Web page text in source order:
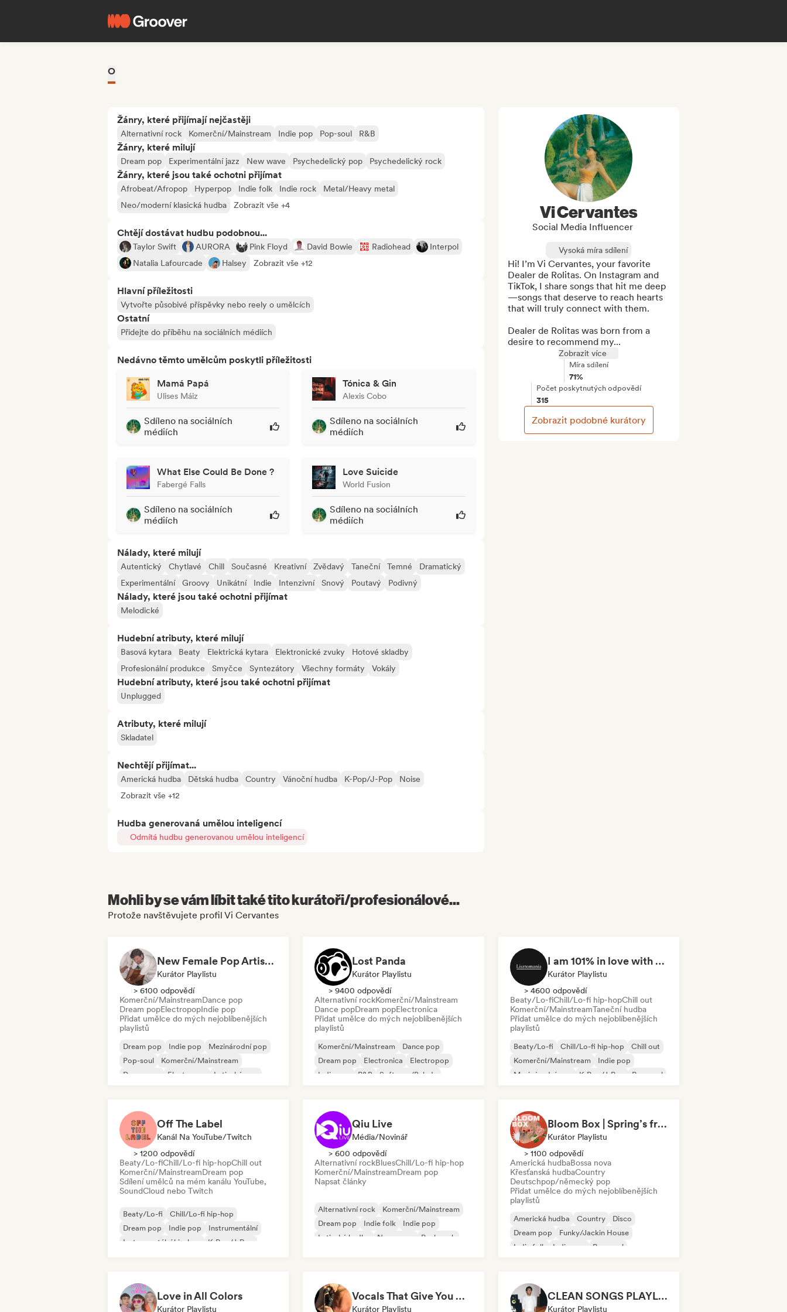
O
Žánry, které přijímají nejčastěji
Alternativní rock Komerční/Mainstream Indie pop Pop-soul R&B
Žánry, které milují
Dream pop Experimentální jazz New wave Psychedelický pop Psychedelický rock
Žánry, které jsou také ochotni přijímat
Afrobeat/Afropop Hyperpop Indie folk Indie rock
Metal/Heavy metal
Neo/moderní klasická hudba
Zobrazit vše +4
Chtějí dostávat hudbu podobnou...
Taylor Swift AURORA Pink Floyd David Bowie Radiohead
Interpol
Natalia Lafourcade
Halsey Zobrazit vše +12
Hlavní příležitosti
Vytvořte působivé příspěvky nebo reely o umělcích
Ostatní
Přidejte do příběhu na sociálních médiích
Nedávno těmto umělcům poskytli příležitosti
Mamá Papá
Ulises Máiz
Sdíleno na sociálních
médiích
Tónica & Gin
Alexis Cobo
Sdíleno na sociálních
médiích
What Else Could Be Done ?
Fabergé Falls
Sdíleno na sociálních
médiích
Love Suicide
World Fusion
Sdíleno na sociálních
médiích
Nálady, které milují
Autentický Chytlavé Chill Současné Kreativní Zvědavý Taneční Temné
Dramatický
Experimentální
Groovy Unikátní Indie Intenzivní Snový Poutavý Podivný
Nálady, které jsou také ochotni přijímat
Melodické
Hudební atributy, které milují
Basová kytara Beaty Elektrická kytara Elektronické zvuky
Hotové skladby
Profesionální produkce
Smyčce Syntezátory Všechny formáty Vokály
Hudební atributy, které jsou také ochotni přijímat
Unplugged
Atributy, které milují
Skladatel
Nechtějí přijímat...
Americká hudba Dětská hudba Country Vánoční hudba K-Pop/J-Pop
Noise
Zobrazit vše +12
Hudba generovaná umělou inteligencí
Odmítá hudbu generovanou umělou inteligencí
Vi Cervantes
Social Media Influencer
Vysoká míra sdílení
Hi! I’m Vi Cervantes, your favorite
Dealer de Rolitas. On Instagram and
TikTok, I share songs that hit me deep
—songs that deserve to reach hearts
that will truly connect with them.
Dealer de Rolitas was born from a
desire to recommend my...
Zobrazit více
Míra sdílení
71%
Počet poskytnutých odpovědí
315
Zobrazit podobné kurátory
Mohli by se vám líbit také tito kurátoři/profesionálové...
Protože navštěvujete profil Vi Cervantes
New Female Pop Artists 2026
Kurátor Playlistu
> 6100 odpovědí
Komerční/MainstreamDance pop
Dream popElectropopIndie pop
Přidat umělce do mých nejoblíbenějších
playlistů
Dream pop Indie pop
Mezinárodní pop
Pop-soul
Komerční/Mainstream
Dance pop
Electropop Latinský pop
Lost Panda
Kurátor Playlistu
> 9400 odpovědí
Alternativní rockKomerční/Mainstream
Dance popDream popElectronica
Přidat umělce do mých nejoblíbenějších
playlistů
Komerční/Mainstream
Dance pop
Dream pop
Electronica
Electropop
Indie pop
R&B Soft pop/Balada
I am 101% in love with you
Kurátor Playlistu
> 4600 odpovědí
Beaty/Lo-fiChill/Lo-fi hip-hopChill out
Komerční/MainstreamTaneční hudba
Přidat umělce do mých nejoblíbenějších
playlistů
Beaty/Lo-fi Chill/Lo-fi hip-hop
Chill out
Komerční/Mainstream
Indie pop
Mezinárodní pop
K-Pop/J-Pop Pop-soul
Off The Label
Kanál Na YouTube/Twitch
> 1200 odpovědí
Beaty/Lo-fiChill/Lo-fi hip-hopChill out
Komerční/MainstreamDream pop
Sdílení umělců na mém kanálu YouTube,
SoundCloud nebo Twitch
Beaty/Lo-fi
Chill/Lo-fi hip-hop
Dream pop
Indie pop
Instrumentální
Instrumentální hip-hop
K-Pop/J-Pop
Qiu Live
Média/novinář
> 600 odpovědí
Alternativní rockBluesChill/Lo-fi hip-hop
Komerční/MainstreamDream pop
Napsat články
Alternativní rock
Komerční/Mainstream
Dream pop
Indie folk
Indie pop
Latinská hudba
New wave Punk rock
Bloom Box | Spring’s freshest tracks
Kurátor Playlistu
> 1100 odpovědí
Americká hudbaBossa nova
Křesťanská hudbaCountry
Deutschpop/německý pop
Přidat umělce do mých nejoblíbenějších
playlistů
Americká hudba Country
Disco
Dream pop
Funky/Jackin House
Indie folk
Indie pop Pop-soul
Love in All Colors
Kurátor Playlistu
Vocals That Give You Chills
Kurátor Playlistu
CLEAN SONGS PLAYLIST
Kurátor Playlistu